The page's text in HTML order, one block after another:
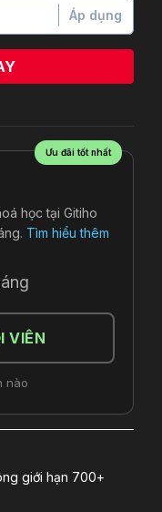
Áp dụng
Ưu đãi tốt nhất
học tại Gitiho
Tìm hiểu thêm
VIÊN
nào
giới hạn 700+